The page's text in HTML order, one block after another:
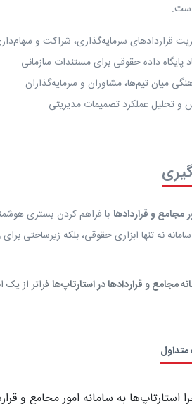
قراردادهای سرمایه‌گذاری، شراکت و
پایگاه داده حقوقی برای مستندات سازمانی
میان تیم‌ها، مشاوران و سرمایه‌گذاران
و تحلیل عملکرد تصمیمات مدیریتی
مجامع و قراردادها با فراهم کردن بستری
نه تنها ابزاری حقوقی، بلکه زیرساختی برای
مجامع و قراردادها در استارتاپ‌ها فراتر از
متداول
استارتاپ‌ها به سامانه امور مجامع و